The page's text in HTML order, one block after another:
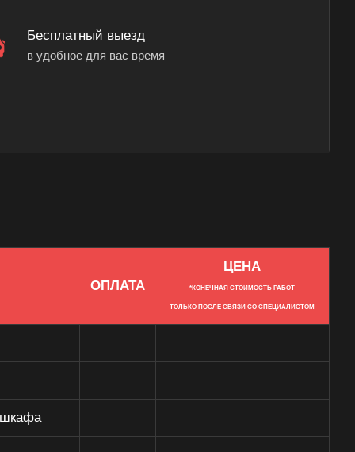
Бесплатный выезд
в удобное для вас время
ОПЛАТА
ЦЕНА
*КОНЕЧНАЯ СТОИМОСТЬ РАБОТ
ТОЛЬКО ПОСЛЕ СВЯЗИ СО СПЕЦИАЛИСТОМ
шкафа